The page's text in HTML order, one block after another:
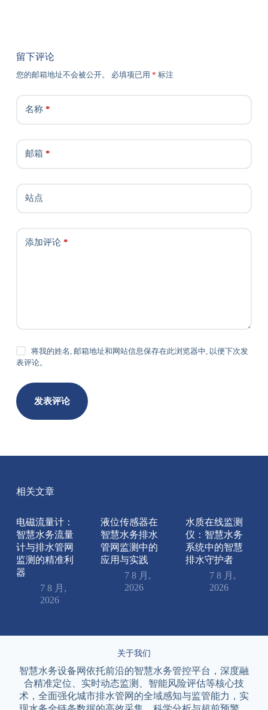
留下评论
您的邮箱地址不会被公开。 必填项已用 * 标注
名称*
邮箱 *
站点
添加评论*
将我的姓名, 邮箱地址和网站信息保存在此浏览器中, 以便下次发
表评论。
发表评论
相关文章
电磁流量计：
智慧水务流量
计与排水管网
监测的精准利
器
7 8 月,
2026
液位传感器在
智慧水务排水
管网监测中的
应用与实践
7 8 月,
2026
水质在线监测
仪：智慧水务
系统中的智慧
排水守护者
7 8 月,
2026
关于我们
智慧水务设备网依托前沿的智慧水务管控平台，深度融
合精准定位、实时动态监测、智能风险评估等核心技
术，全面强化城市排水管网的全域感知与监管能力，实